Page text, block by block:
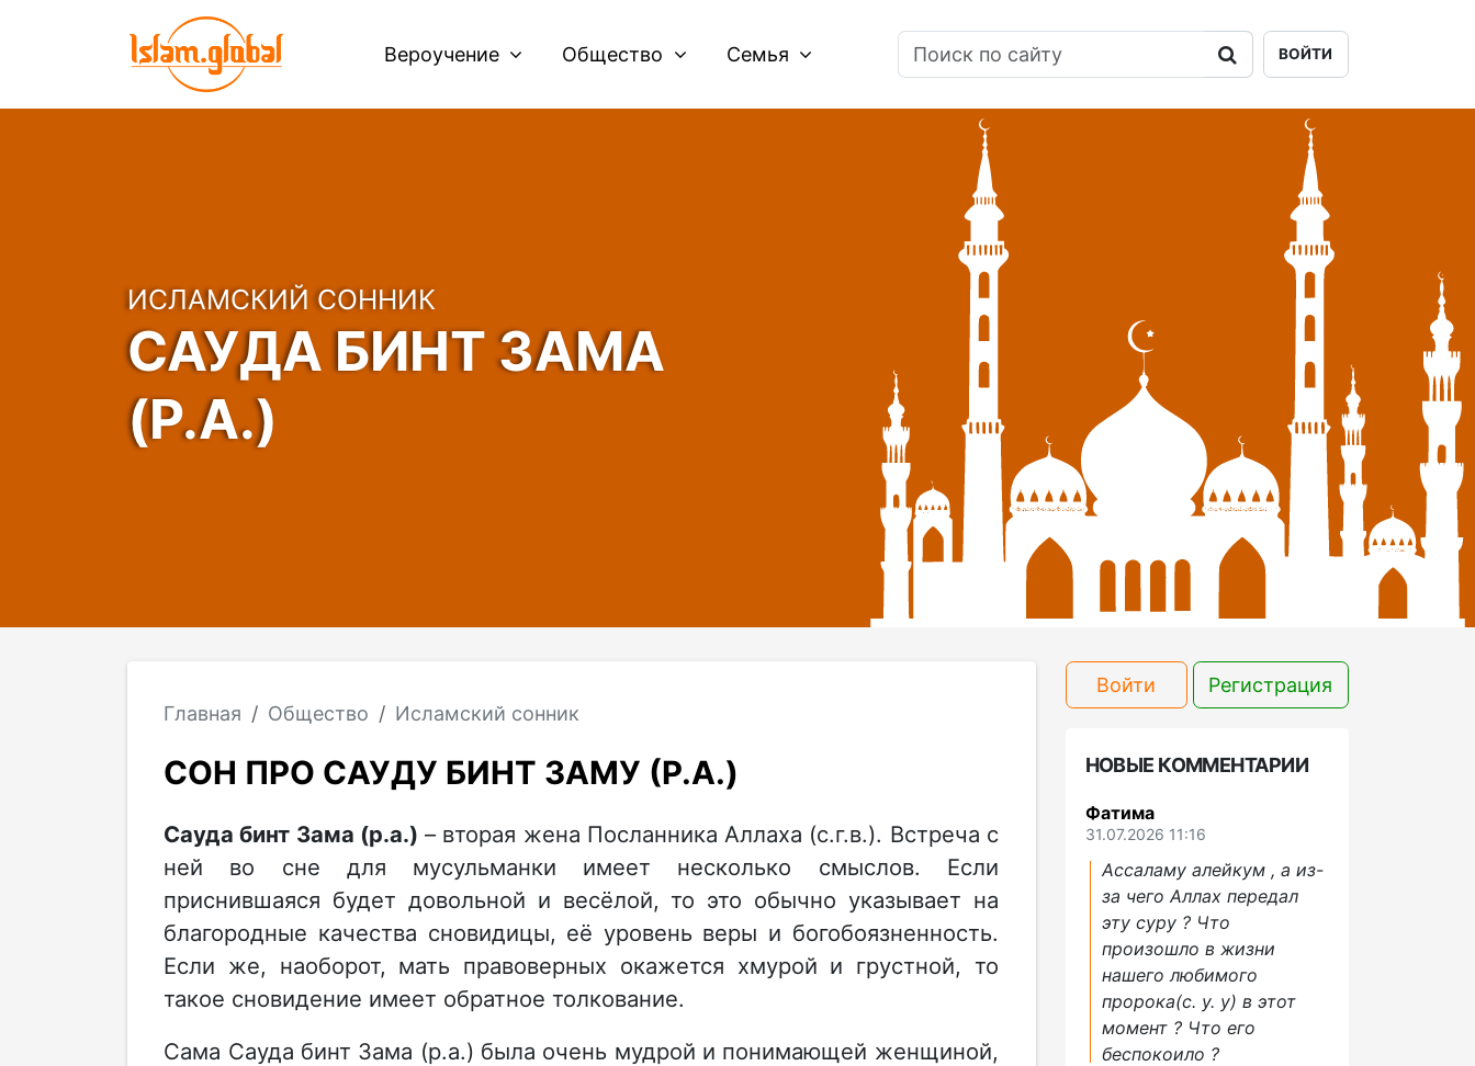
Вероучение Общество Семья ВОЙТИ
ИСЛАМСКИЙ СОННИК
САУДА БИНТ ЗАМА
(Р.А.)
Главная Общество Исламский сонник
СОН ПРО САУДУ БИНТ ЗАМУ (Р.А.)
Сауда бинт Зама (р.а.) – вторая жена Посланника Аллаха (с.г.в.). Встреча с
ней во сне для мусульманки имеет несколько смыслов. Если
приснившаяся будет довольной и весёлой, то это обычно указывает на
благородные качества сновидицы, её уровень веры и богобоязненность.
Если же, наоборот, мать правоверных окажется хмурой и грустной, то
такое сновидение имеет обратное толкование.
Сама Сауда бинт Зама (р.а.) была очень мудрой и понимающей женщиной,
Войти Регистрация
НОВЫЕ КОММЕНТАРИИ
Фатима
31.07.2026 11:16
Ассаламу алейкум , а из-
за чего Аллах передал
эту суру ? Что
произошло в жизни
нашего любимого
пророка(с. у. у) в этот
момент ? Что его
беспокоило ?